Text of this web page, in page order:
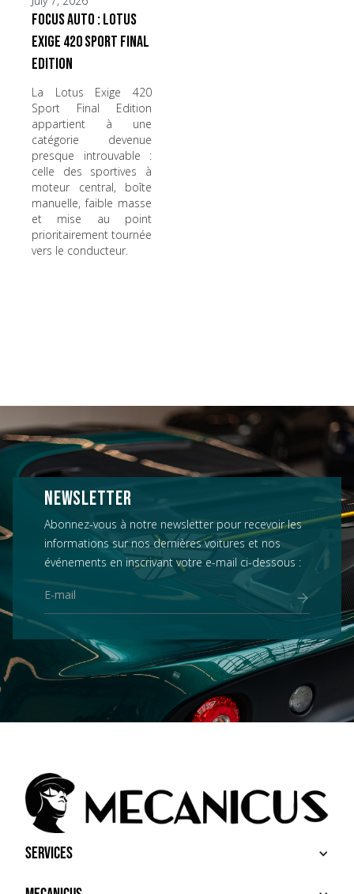
Focus Auto : Lotus
Exige 420 Sport Final
Edition
La Lotus Exige 420
Sport Final Edition
appartient à une
catégorie devenue
presque introuvable :
celle des sportives à
moteur central, boîte
manuelle, faible masse
et mise au point
prioritairement tournée
vers le conducteur.
NEWSLETTER
Abonnez-vous à notre newsletter pour recevoir les
informations sur nos dernières voitures et nos
événements en inscrivant votre e-mail ci-dessous :
Services
ACHETER